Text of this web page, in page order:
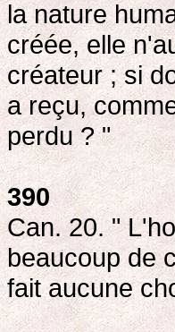
la nature
créée, elle
créateur ; si
a reçu,
perdu ? "
390
Can. 20. "
beaucoup de
fait aucune